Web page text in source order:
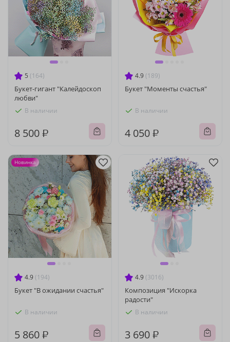
5 (164)
Букет-гигант "Калейдоскоп
любви"
В наличии
8 500 ₽
4.9 (189)
Букет "Моменты счастья"
В наличии
4 050 ₽
4.9 (194)
Букет "В ожидании счастья"
В наличии
5 860 ₽
Новинка
4.9 (3016)
Композиция "Искорка
радости"
В наличии
3 690 ₽